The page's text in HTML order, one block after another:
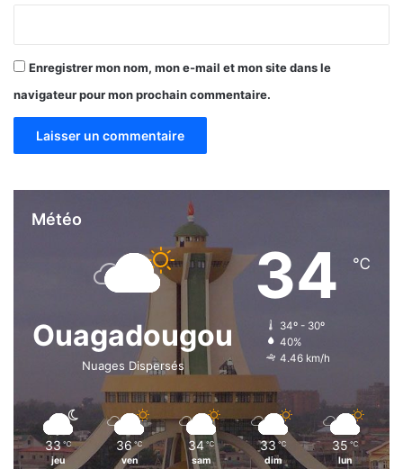
Enregistrer mon nom, mon e-mail et mon site dans le
navigateur pour mon prochain commentaire.
Météo
Ouagadougou
Nuages Dispersés
34 ℃
34º - 30º
40%
4.46 km/h
33 ℃
jeu
36 ℃
ven
34 ℃
sam
33 ℃
dim
35 ℃
lun